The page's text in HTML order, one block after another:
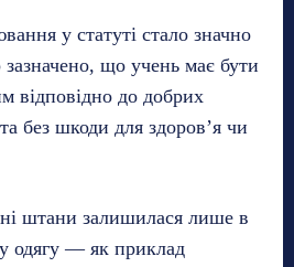
у статуті стало значно
що учень має бути
відповідно до добрих
без шкоди для здоров’я чи
штани залишилася лише в
одягу — як приклад